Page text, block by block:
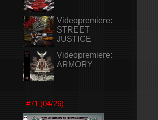
Videopremiere:
STREET
JUSTICE
Videopremiere:
ARMORY
#71 (04/26)